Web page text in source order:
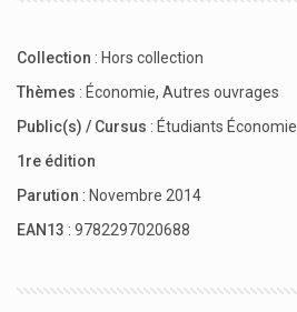
Collection : Hors collection
Thèmes : Économie, Autres ouvrages
Public(s) / Cursus : Étudiants Économie
1re édition
Parution : Novembre 2014
EAN13 : 9782297020688